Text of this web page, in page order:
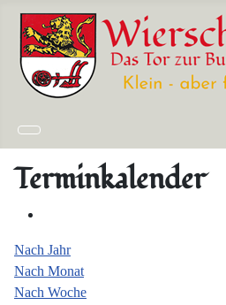
Terminkalender
Nach Jahr
Nach Monat
Nach Woche